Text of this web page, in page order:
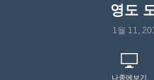
영도
1월 11,
나중에보기